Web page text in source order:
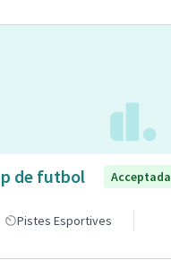
de futbol
Acceptada
Pistes Esportives